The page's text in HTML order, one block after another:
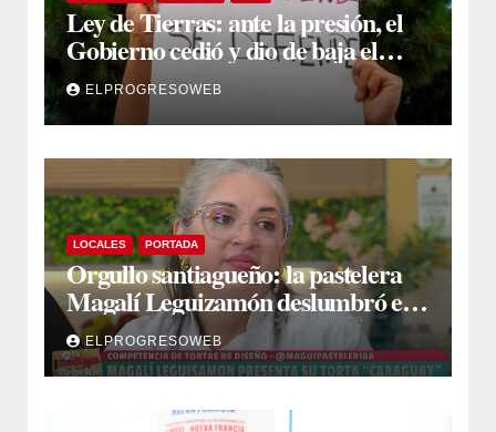
Ley de Tierras: ante la presión, el
Gobierno cedió y dio de baja el
capítulo de la polémica
ELPROGRESOWEB
LOCALES PORTADA
Orgullo santiagueño: la pastelera
Magalí Leguizamón deslumbró en
Canal 13 con su torta “Caraguay” y
ganó la competencia
ELPROGRESOWEB